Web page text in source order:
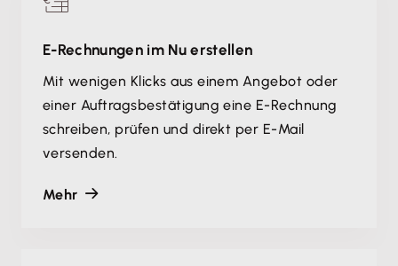
E-Rechnungen im Nu erstellen
Mit wenigen Klicks aus einem Angebot oder
einer Auftragsbestätigung eine E-Rechnung
schreiben, prüfen und direkt per E-Mail
versenden.
Mehr